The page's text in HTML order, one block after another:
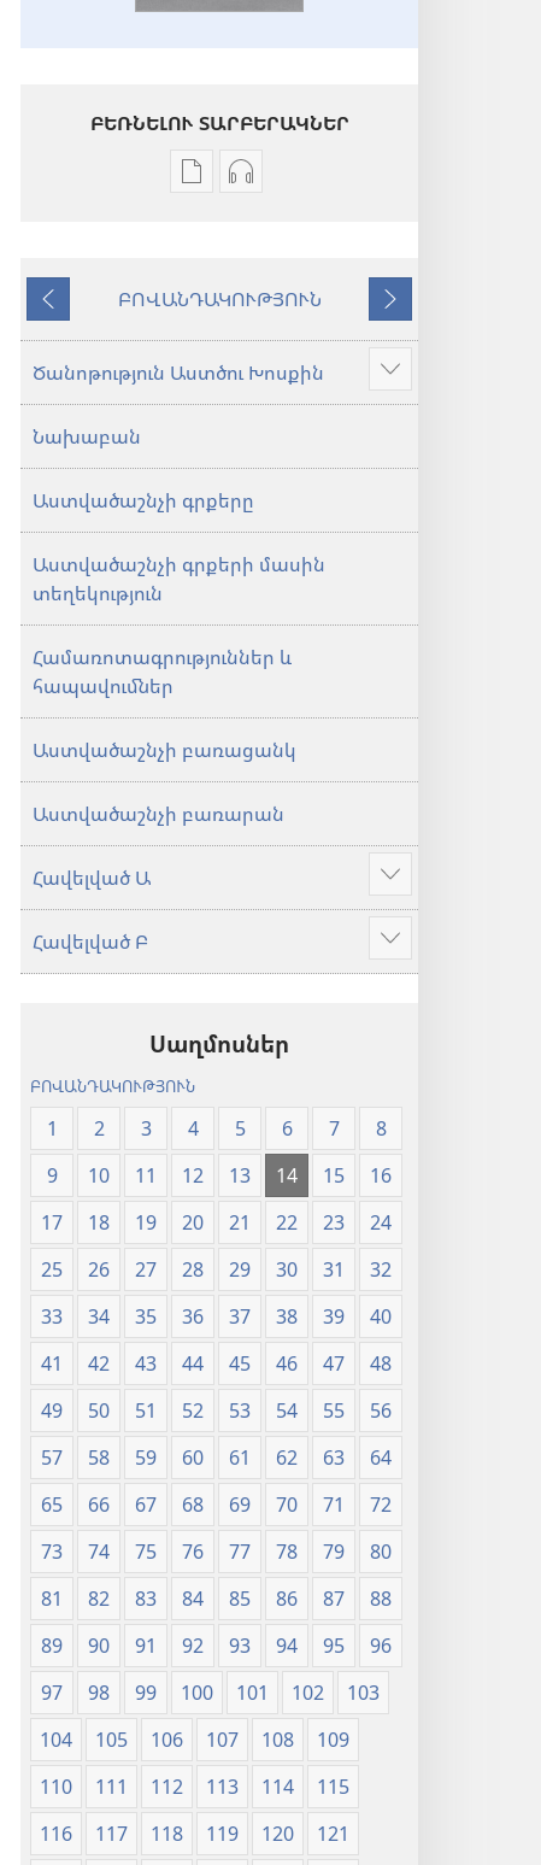
ԲԵՌՆԵԼՈՒ ՏԱՐԲԵՐԱԿՆԵՐ
Թվային
Աստվածաշունչ.
աշխարհ»
թարգմանություն
Աուդիոձայնագրությունները
Աստվածաշունչ.
«Նոր
թարգմանություն
(2024)
Նախորդ
ԲՈՎԱՆԴԱԿՈՒԹՅՈՒՆ
Հաջորդ
Ծանոթություն Աստծու Խոսքին
Ցույց
տալ
Նախաբան
Աստվածաշնչի գրքերը
Աստվածաշնչի գրքերի մասին
տեղեկություն
Համառոտագրություններ և
հապավումներ
Աստվածաշնչի բառացանկ
Աստվածաշնչի բառարան
Հավելված Ա
Ցույց
տալ
ավելին
Հավելված Բ
Ցույց
տալ
Սաղմոսներ
ԲՈՎԱՆԴԱԿՈՒԹՅՈՒՆ
1 2 3 4 5 6 7
8
9
10 11 12 13 14 15
16
17
18 19 20 21 22 23
24
25
26 27 28 29 30 31
32
33
34 35 36 37 38 39
40
41
42 43 44 45 46 47
48
49
50 51 52 53 54 55
56
57
58 59 60 61 62 63
64
65
66 67 68 69 70 71
72
73
74 75 76 77 78 79
80
81
82 83 84 85 86 87
88
89
90 91 92 93 94 95
96
97
98 99 100 101 102
103
104
105 106 107 108
109
110
111 112 113 114
115
116
117 118 119 120
121